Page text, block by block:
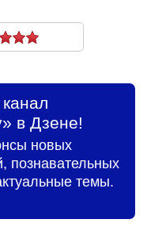
в Дзене!
новых
познавательных
темы.